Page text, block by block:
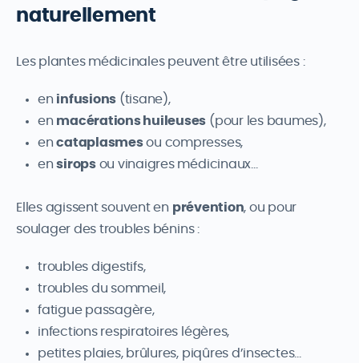
naturellement
Les plantes médicinales peuvent être utilisées :
en infusions (tisane),
en macérations huileuses (pour les baumes),
encataplasmesou compresses,
ensiropsou vinaigres médicinaux…
Elles agissent souvent en prévention, ou pour
soulager des troubles bénins :
troubles digestifs,
troubles du sommeil,
fatigue passagère,
infections respiratoires légères,
petites plaies, brûlures, piqûres d’insectes…